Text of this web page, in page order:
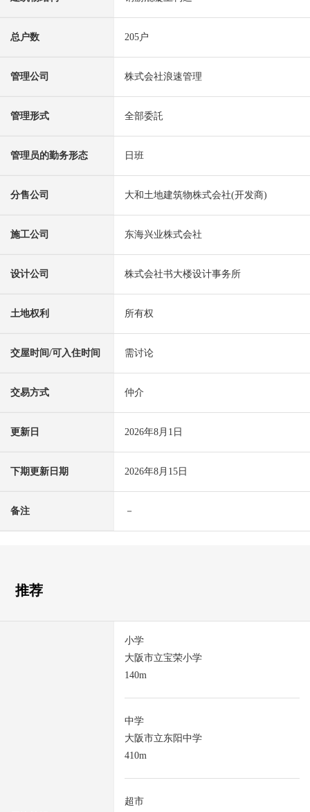
总户数 205户
管理公司 株式会社浪速管理
管理形式 全部委託
管理员的勤务形态 日班
分售公司 大和土地建筑物株式会社(开发商)
施工公司 东海兴业株式会社
设计公司 株式会社书大楼设计事务所
土地权利 所有权
交屋时间/可入住时间 需讨论
交易方式 仲介
更新日 2026年8月1日
下期更新日期 2026年8月15日
备注 －
推荐
小学
大阪市立宝荣小学
140m
中学
大阪市立东阳中学
410m
超市